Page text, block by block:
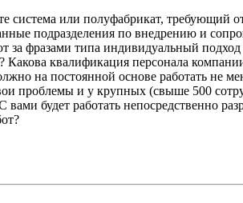
система или полуфабрикат, требующий
подразделения по внедрению и
за фразами типа индивидуальный
квалификация персонала
на постоянной основе работать не
проблемы и у крупных (свыше 500
будет работать непосредственно